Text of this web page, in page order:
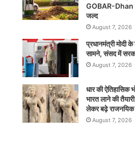
GOBAR-Dhan
जल्द
August 7, 2026
प्रधानमंत्री मोदी
सामने, संसद में
August 7, 2026
धार की ऐतिहासिक
भारत लाने की
लेकर बढ़े राजनयिक
August 7, 2026